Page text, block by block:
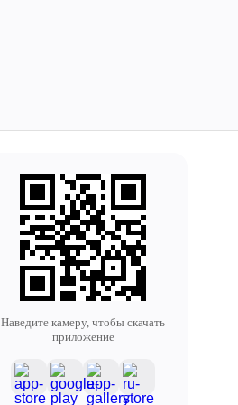
Наведите камеру, чтобы скачать
приложение